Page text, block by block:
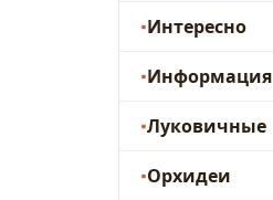
Интересно
Информация
Луковичные
Орхидеи